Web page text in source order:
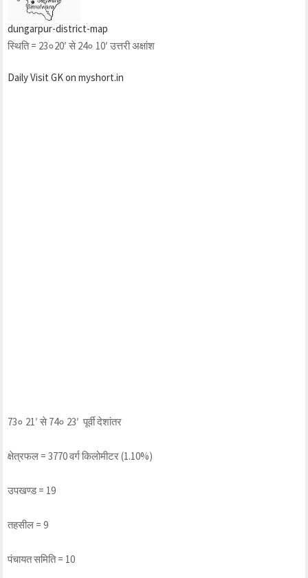
dungarpur-district-map
स्थिति = 23०20′ से 24० 10′ उत्तरी अक्षांश
Daily Visit GK on myshort.in
73० 21′ से 74० 23′ पूर्वी देशांतर
क्षेत्रफल = 3770 वर्ग किलोमीटर (1.10%)
उपखण्ड = 19
तहसील = 9
पंचायत समिति = 10